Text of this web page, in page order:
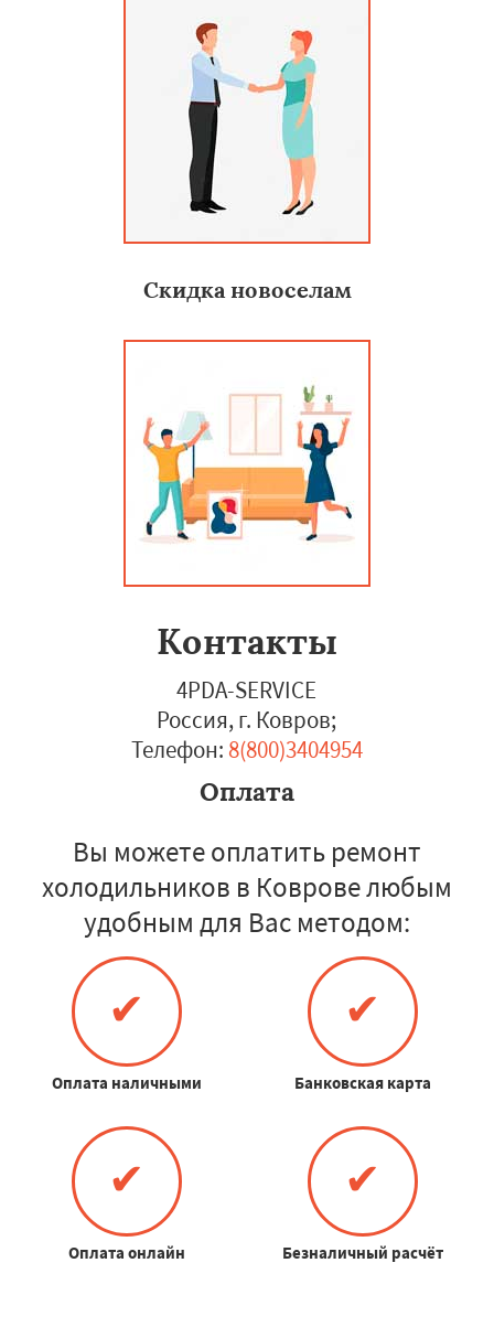
Скидка новоселам
Контакты
4PDA-SERVICE
Россия, г. Ковров;
Телефон: 8(800)3404954
Оплата
Вы можете оплатить ремонт
холодильников в Коврове любым
удобным для Вас методом:
✔
Оплата наличными
✔
Банковская карта
✔
Оплата онлайн
✔
Безналичный расчёт